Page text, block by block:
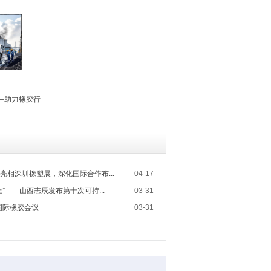
力橡胶行
04-17
相深圳橡塑展，深化国际合作布...
03-31
”——山西志辰发布第十次可持...
03-31
橡胶会议